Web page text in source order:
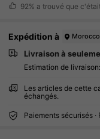
92% a trouvé que
Expédition à Morocco
Livraison à
Estimation de livraison:
Les articles de cette
échangés.
Paiements sécurisés